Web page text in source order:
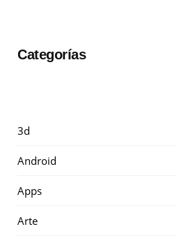
Categorías
3d
Android
Apps
Arte